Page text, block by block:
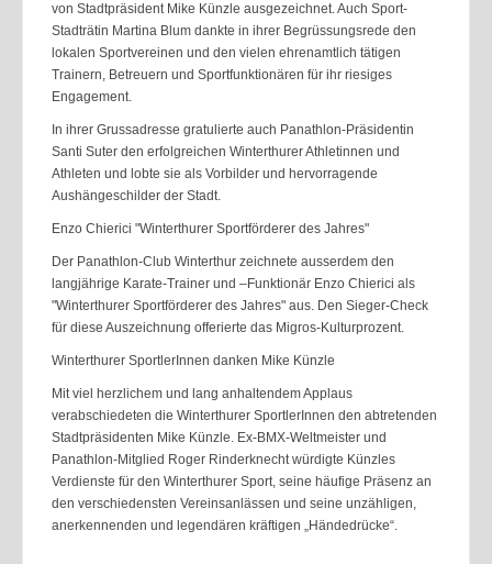
von Stadtpräsident Mike Künzle ausgezeichnet. Auch Sport-
Stadträtin Martina Blum dankte in ihrer Begrüssungsrede den
lokalen Sportvereinen und den vielen ehrenamtlich tätigen
Trainern, Betreuern und Sportfunktionären für ihr riesiges
Engagement.
In ihrer Grussadresse gratulierte auch Panathlon-Präsidentin
Santi Suter den erfolgreichen Winterthurer Athletinnen und
Athleten und lobte sie als Vorbilder und hervorragende
Aushängeschilder der Stadt.
Enzo Chierici "Winterthurer Sportförderer des Jahres"
Der Panathlon-Club Winterthur zeichnete ausserdem den
langjährige Karate-Trainer und –Funktionär Enzo Chierici als
"Winterthurer Sportförderer des Jahres" aus. Den Sieger-Check
für diese Auszeichnung offerierte das Migros-Kulturprozent.
Winterthurer SportlerInnen danken Mike Künzle
Mit viel herzlichem und lang anhaltendem Applaus
verabschiedeten die Winterthurer SportlerInnen den abtretenden
Stadtpräsidenten Mike Künzle. Ex-BMX-Weltmeister und
Panathlon-Mitglied Roger Rinderknecht würdigte Künzles
Verdienste für den Winterthurer Sport, seine häufige Präsenz an
den verschiedensten Vereinsanlässen und seine unzähligen,
anerkennenden und legendären kräftigen „Händedrücke“.